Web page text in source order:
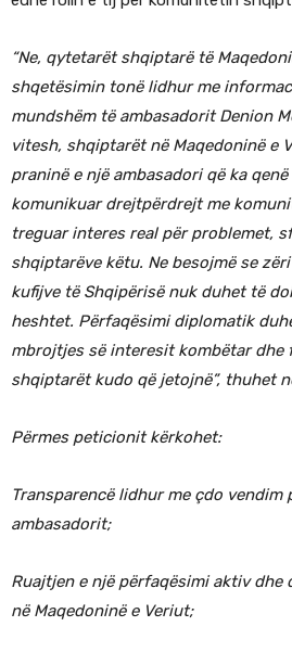
“Ne, qytetarët shqiptarë të
shqetësimin tonë lidhur me
mundshëm të ambasadorit Denion
vitesh, shqiptarët në Maqedoninë e
praninë e një ambasadori që ka
komunikuar drejtpërdrejt me
treguar interes real për problemet,
shqiptarëve këtu. Ne besojmë se
kufijve të Shqipërisë nuk duhet të
heshtet. Përfaqësimi diplomatik
mbrojtjes së interesit kombëtar dhe
shqiptarët kudo që jetojnë”, thuhet
Përmes peticionit kërkohet:
Transparencë lidhur me çdo vendim
ambasadorit;
Ruajtjen e një përfaqësimi aktiv
në Maqedoninë e Veriut;